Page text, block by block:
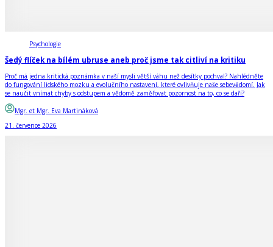
Psychologie
Šedý flíček na bílém ubruse aneb proč jsme tak citliví na kritiku
Proč má jedna kritická poznámka v naší mysli větší váhu než desítky pochval? Nahlédněte
do fungování lidského mozku a evolučního nastavení, které ovlivňuje naše sebevědomí. Jak
se naučit vnímat chyby s odstupem a vědomě zaměřovat pozornost na to, co se daří?
Mgr. et Mgr. Eva Martináková
21. července 2026